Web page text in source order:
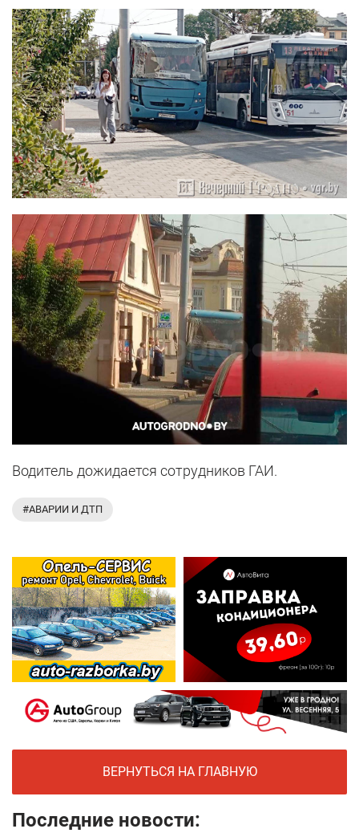
Водитель дожидается сотрудников ГАИ.
#АВАРИИ И ДТП
ВЕРНУТЬСЯ НА ГЛАВНУЮ
Последние новости: